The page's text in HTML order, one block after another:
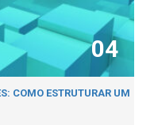
04
COMO ESTRUTURAR UM